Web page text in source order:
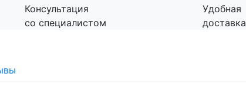
Консультация
со специалистом
Удобная
доставка